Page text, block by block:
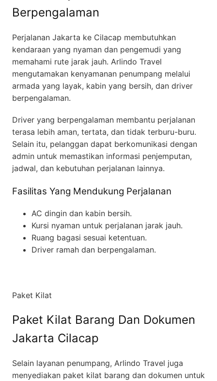
Berpengalaman
Perjalanan Jakarta ke Cilacap membutuhkan
kendaraan yang nyaman dan pengemudi yang
memahami rute jarak jauh. Arlindo Travel
mengutamakan kenyamanan penumpang melalui
armada yang layak, kabin yang bersih, dan driver
berpengalaman.
Driver yang berpengalaman membantu perjalanan
terasa lebih aman, tertata, dan tidak terburu-buru.
Selain itu, pelanggan dapat berkomunikasi dengan
admin untuk memastikan informasi penjemputan,
jadwal, dan kebutuhan perjalanan lainnya.
Fasilitas Yang Mendukung Perjalanan
AC dingin dan kabin bersih.
Kursi nyaman untuk perjalanan jarak jauh.
Ruang bagasi sesuai ketentuan.
Driver ramah dan berpengalaman.
Paket Kilat
Paket Kilat Barang Dan Dokumen
Jakarta Cilacap
Selain layanan penumpang, Arlindo Travel juga
menyediakan paket kilat barang dan dokumen untuk